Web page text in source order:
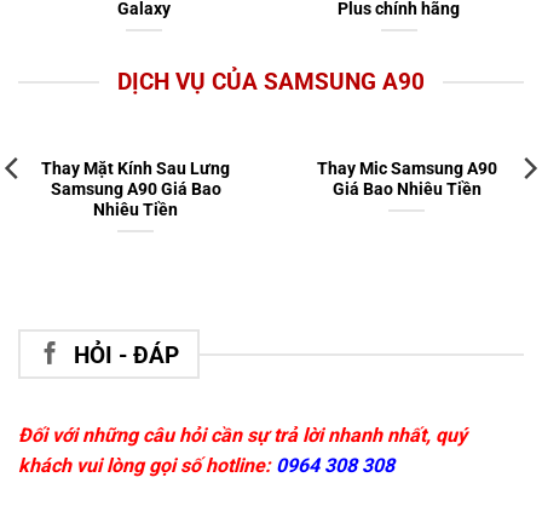
Galaxy
Plus chính hãng
DỊCH VỤ CỦA SAMSUNG A90
Thay Mặt Kính Sau Lưng
Samsung A90 Giá Bao
Nhiêu Tiền
Thay Mic Samsung A90
Giá Bao Nhiêu Tiền
HỎI - ĐÁP
Đối với những câu hỏi cần sự trả lời nhanh nhất, quý
khách vui lòng gọi số hotline: 0964 308 308